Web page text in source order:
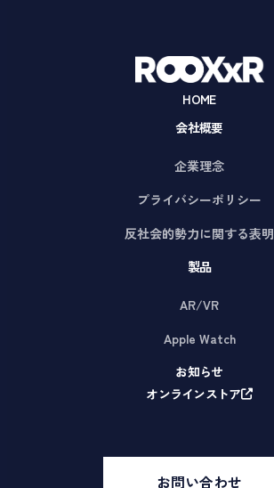
HOME
会社概要
企業理念
プライバシーポリシー
反社会的勢力に関する表明
製品
AR/VR
Apple Watch
お知らせ
オンラインストア
お問い合わせ